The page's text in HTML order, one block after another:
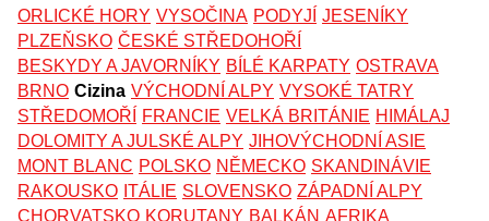
ORLICKÉ HORY VYSOČINA PODYJÍ JESENÍKY
PLZEŇSKO ČESKÉ STŘEDOHOŘÍ
BESKYDY A JAVORNÍKY BÍLÉ KARPATY OSTRAVA
BRNO Cizina VÝCHODNÍ ALPY VYSOKÉ TATRY
STŘEDOMOŘÍ
FRANCIE VELKÁ BRITÁNIE HIMÁLAJ
DOLOMITY A JULSKÉ ALPY JIHOVÝCHODNÍ ASIE
MONT BLANC POLSKO NĚMECKO SKANDINÁVIE
RAKOUSKO ITÁLIE SLOVENSKO ZÁPADNÍ ALPY
CHORVATSKO KORUTANY BALKÁN AFRIKA